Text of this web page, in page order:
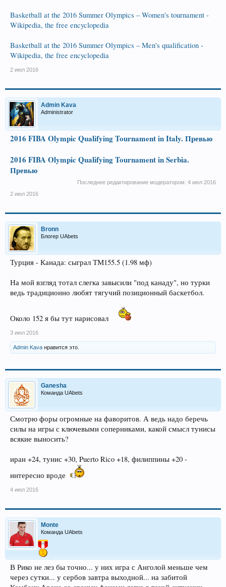
Basketball at the 2016 Summer Olympics – Women's tournament -
Wikipedia, the free encyclopedia
Basketball at the 2016 Summer Olympics – Men's qualification -
Wikipedia, the free encyclopedia
2 июл 2016
Admin Kava
Administrator
2016 FIBA Olympic Qualifying Tournament in Italy. Превью
2016 FIBA Olympic Qualifying Tournament in Serbia.
Превью
Последнее редактирование модератором: 4 июл 2016
2 июл 2016
Bronn
Блогер UAbets
Турция - Канада: сыграл ТМ155.5 (1.98 мф)
На мой взгляд тотал слегка завысили "под канаду", но турки
ведь традиционно любят тягучий позиционный баскетбол.
Около 152 я бы тут нарисовал
3 июл 2016
Admin Kava нравится это.
Ganesha
Команда UAbets
Смотрю форы огромные на фаворитов. А ведь надо беречь
силы на игры с ключевыми соперниками, какой смысл тунисы
всякие выносить?
иран +24, тунис +30, Puerto Rico +18, филиппины +20 -
интересно вроде
4 июл 2016
Monte
Команда UAbets
В Рико не лез бы точно... у них игра с Анголой меньше чем
через сутки... у сербов завтра выходной... на забитой